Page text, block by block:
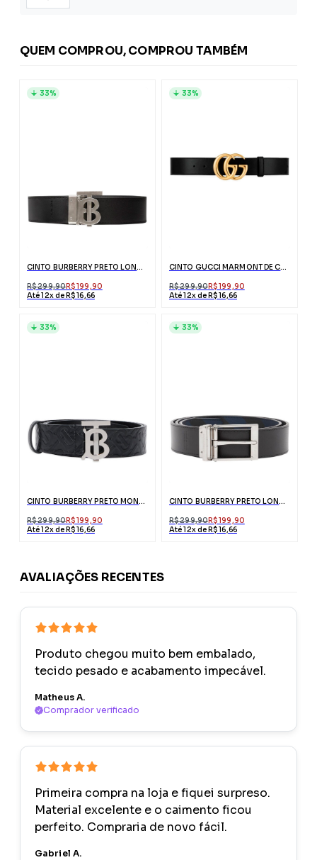
QUEM COMPROU, COMPROU TAMBÉM
CINTO BURBERRY PRETO LONDON CHECK DUPLA FACE MONOGRAMADO
R$ 299,90R$ 199,90
Até 12x de R$ 16,66
33%
CINTO GUCCI MARMONT DE COURO PRETO COM FIVELA DUPLO G
R$ 299,90R$ 199,90
Até 12x de R$ 16,66
33%
CINTO BURBERRY PRETO MONOGRAMADO COM ESTAMPA
R$ 299,90R$ 199,90
Até 12x de R$ 16,66
33%
CINTO BURBERRY PRETO LONDON CHECK DUPLA FACE
R$ 299,90R$ 199,90
Até 12x de R$ 16,66
33%
AVALIAÇÕES RECENTES
Produto chegou muito bem embalado,
tecido pesado e acabamento impecável.
Matheus A.
Comprador verificado
Primeira compra na loja e fiquei surpreso.
Material excelente e o caimento ficou
perfeito. Compraria de novo fácil.
Gabriel A.